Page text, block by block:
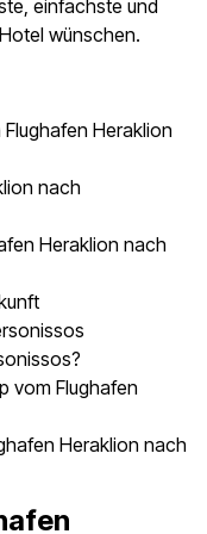
einfachste und
wünschen.
Heraklion
nach
Heraklion nach
vom Flughafen
Heraklion nach